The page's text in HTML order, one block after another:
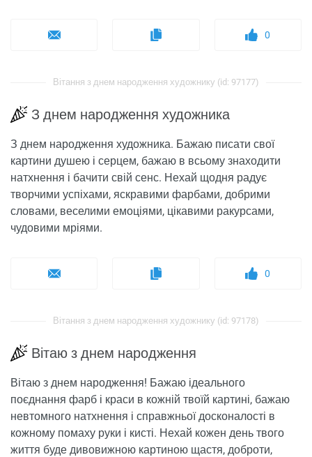
0
Вітання з днем ​​народження художнику (id: 97177)
З днем ​​народження художника
З днем ​​народження художника. Бажаю писати свої
картини душею і серцем, бажаю в всьому знаходити
натхнення і бачити свій сенс. Нехай щодня радує
творчими успіхами, яскравими фарбами, добрими
словами, веселими емоціями, цікавими ракурсами,
чудовими мріями.
0
Вітання з днем ​​народження художнику (id: 97178)
Вітаю з днем ​​народження
Вітаю з днем ​​народження! Бажаю ідеального
поєднання фарб і краси в кожній твоїй картині, бажаю
невтомного натхнення і справжньої досконалості в
кожному помаху руки і кисті. Нехай кожен день твого
життя буде дивовижною картиною щастя, доброти,